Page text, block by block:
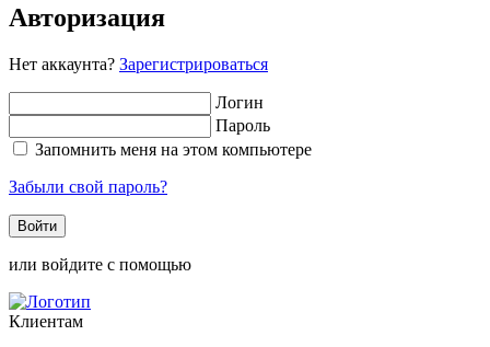
Авторизация
Нет аккаунта? Зарегистрироваться
Логин
Пароль
Запомнить меня на этом компьютере
Забыли свой пароль?
или войдите с помощью
Клиентам